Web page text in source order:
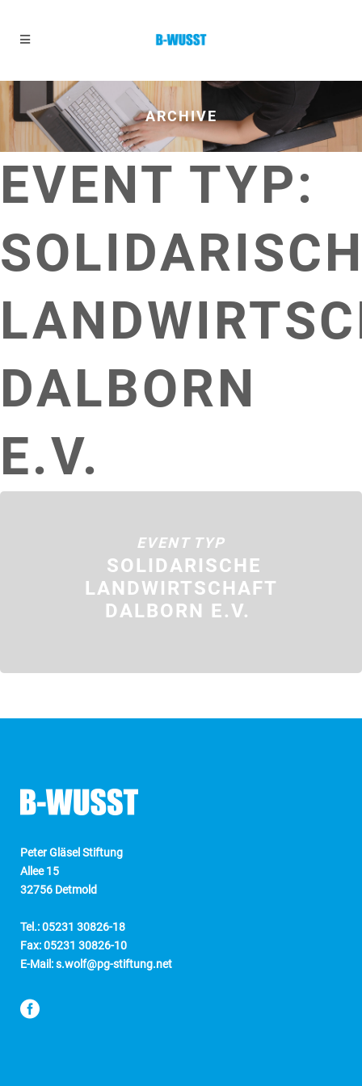
ARCHIVE
EVENT TYP:
DALBORN
E.V.
EVENT TYP
SOLIDARISCHE
LANDWIRTSCHAFT
DALBORN E.V.
Peter Gläsel Stiftung
Allee 15
32756 Detmold
Tel.: 05231 30826-18
Fax: 05231 30826-10
E-Mail: s.wolf@pg-stiftung.net